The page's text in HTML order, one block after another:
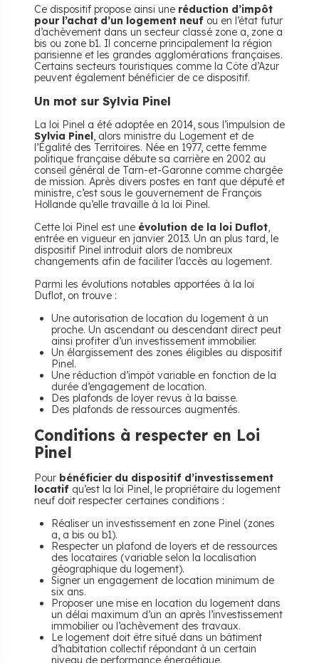
Ce dispositif propose ainsi une réduction d’impôt
pour l’achat d’un logement neuf ou en l’état futur
d’achèvement dans un secteur classé zone a, zone a
bis ou zone b1. Il concerne principalement la région
parisienne et les grandes agglomérations françaises.
Certains secteurs touristiques comme la Côte d’Azur
peuvent également bénéficier de ce dispositif.
Un mot sur Sylvia Pinel
La loi Pinel a été adoptée en 2014, sous l’impulsion de
Sylvia Pinel, alors ministre du Logement et de
l’Égalité des Territoires. Née en 1977, cette femme
politique française débute sa carrière en 2002 au
conseil général de Tarn-et-Garonne comme chargée
de mission. Après divers postes en tant que député et
ministre, c’est sous le gouvernement de François
Hollande qu’elle travaille à la loi Pinel.
Cette loi Pinel est une évolution de la loi Duflot,
entrée en vigueur en janvier 2013. Un an plus tard, le
dispositif Pinel introduit alors de nombreux
changements afin de faciliter l’accès au logement.
Parmi les évolutions notables apportées à la loi
Duflot, on trouve :
Une autorisation de location du logement à un
proche. Un ascendant ou descendant direct peut
ainsi profiter d’un investissement immobilier.
Un élargissement des zones éligibles au dispositif
Pinel.
Une réduction d’impôt variable en fonction de la
durée d’engagement de location.
Des plafonds de loyer revus à la baisse.
Des plafonds de ressources augmentés.
Conditions à respecter en Loi
Pinel
Pour bénéficier du dispositif d’investissement
locatif qu’est la loi Pinel, le propriétaire du logement
neuf doit respecter certaines conditions :
Réaliser un investissement en zone Pinel (zones
a, a bis ou b1).
Respecter un plafond de loyers et de ressources
des locataires (variable selon la localisation
géographique du logement).
Signer un engagement de location minimum de
six ans.
Proposer une mise en location du logement dans
un délai maximum d’un an après l’investissement
immobilier ou l’achèvement des travaux.
Le logement doit être situé dans un bâtiment
d’habitation collectif répondant à un certain
niveau de performance énergétique.